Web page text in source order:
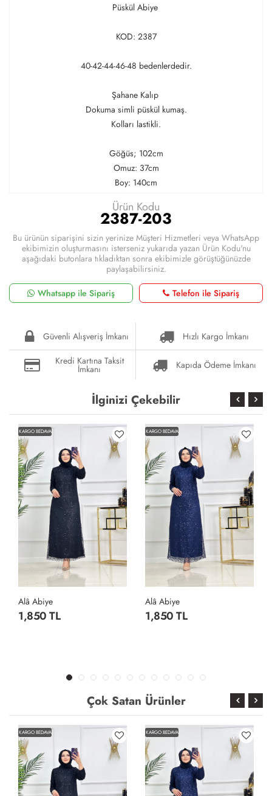
Püskül Abiye
KOD: 2387
40-42-44-46-48 bedenlerdedir.
Şahane Kalıp
Dokuma simli püskül kumaş.
Kolları lastikli.
Göğüs; 102cm
Omuz: 37cm
Boy: 140cm
Ürün Kodu
2387-203
Bu ürünün siparişini sizin yerinize Müşteri Hizmetleri veya WhatsApp
ekibimizin oluşturmasını isterseniz yukarıda yazan Ürün Kodu'nu
aşağıdaki butonlara tıkladıktan sonra ekibimizle görüştüğünüzde
paylaşabilirsiniz.
Whatsapp ile Sipariş
Telefon ile Sipariş
Güvenli Alışveriş İmkanı
Hızlı Kargo İmkanı
Kredi Kartına Taksit
İmkanı Kapıda Ödeme İmkanı
İlginizi Çekebilir
KARGO BEDAVA
Alâ Abiye
1,850 TL
KARGO BEDAVA
Alâ Abiye
1,850 TL
Çok Satan Ürünler
KARGO BEDAVA KARGO BEDAVA